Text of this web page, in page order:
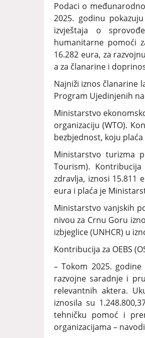
Podaci o
2025. godinu
izvještaja o
humanitarne pomoći
16.282 eura, za
a za članarine i
Najniži iznos članarine
Program Ujedinjenih
Ministarstvo
organizaciju (WTO).
bezbjednost, koju
Ministarstvo turizma
Tourism).
zdravlja, iznosi 15.811
eura i plaća je
Ministarstvo vanjskih
nivou za Crnu Goru
izbjeglice (UNHCR) u
Kontribucija za OEBS
– Tokom 2025.
razvojne saradnje i
relevantnih aktera.
iznosila su
tehničku pomoć i
organizacijama –